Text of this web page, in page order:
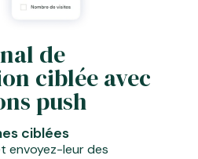
de
ciblée avec
push
ciblées
envoyez-leur des